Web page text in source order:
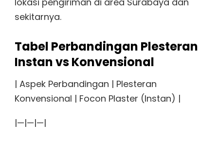
sekitarnya.
Tabel Perbandingan Plesteran
Instan vs Konvensional
| Aspek Perbandingan | Plesteran
Konvensional | Focon Plaster (Instan) |
|—|—|—|